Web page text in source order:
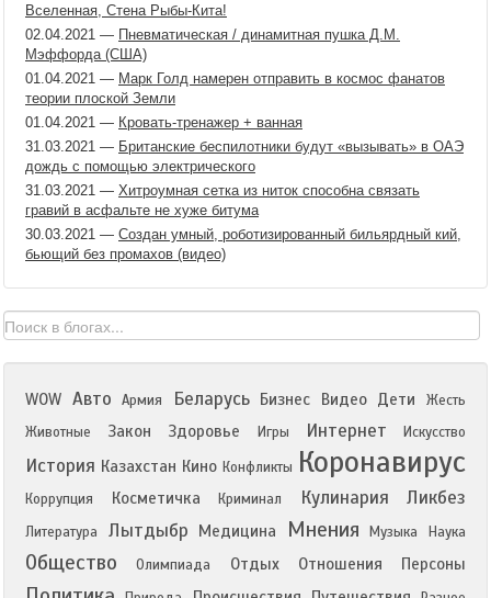
Вселенная, Стена Рыбы-Кита!
02.04.2021 — Пневматическая / динамитная пушка Д.М.
Мэффорда (США)
01.04.2021 — Марк Голд намерен отправить в космос фанатов
теории плоской Земли
01.04.2021 — Кровать-тренажер + ванная
31.03.2021 — Британские беспилотники будут «вызывать» в ОАЭ
дождь с помощью электрического
31.03.2021 — Хитроумная сетка из ниток способна связать
гравий в асфальте не хуже битума
30.03.2021 — Создан умный, роботизированный бильярдный кий,
бьющий без промахов (видео)
WOW Авто Армия Беларусь Бизнес Видео Дети
Жесть
Животные
Закон Здоровье Игры Интернет Искусство
История Казахстан Кино Конфликты Коронавирус
Коррупция Косметичка Криминал Кулинария Ликбез
Литература Лытдыбр Медицина Мнения Музыка Наука
Общество Олимпиада Отдых Отношения Персоны